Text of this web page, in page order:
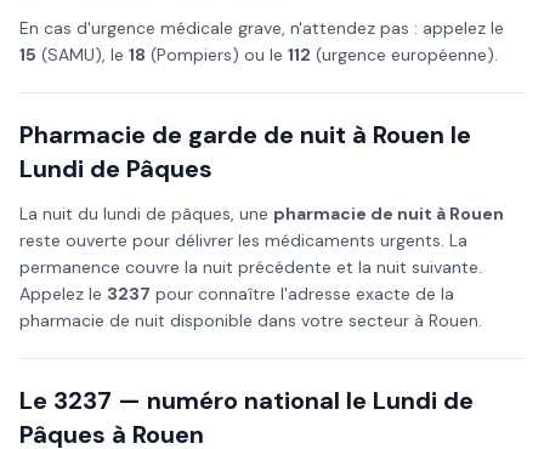
En cas d'urgence médicale grave, n'attendez pas : appelez le
15 (SAMU), le 18 (Pompiers) ou le 112 (urgence européenne).
Pharmacie de garde de nuit à Rouen le
Lundi de Pâques
La nuit du lundi de pâques, une pharmacie de nuit à Rouen
reste ouverte pour délivrer les médicaments urgents. La
permanence couvre la nuit précédente et la nuit suivante.
Appelez le 3237 pour connaître l'adresse exacte de la
pharmacie de nuit disponible dans votre secteur à Rouen.
Le 3237 — numéro national le Lundi de
Pâques à Rouen